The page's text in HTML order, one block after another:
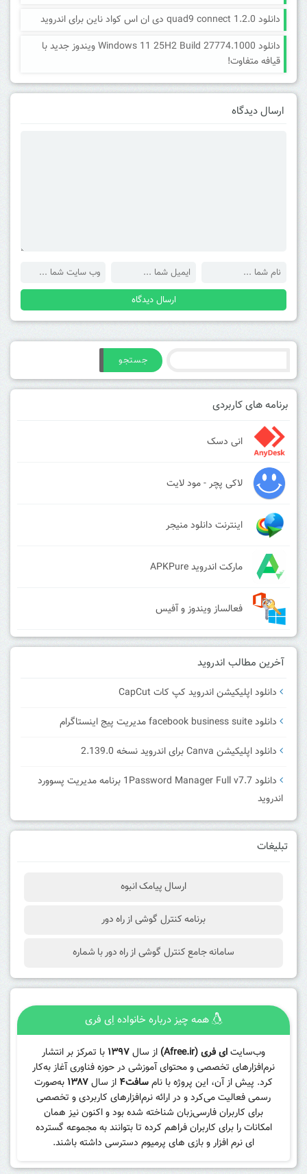
دانلود quad9 connect 1.2.0 دی ان اس کواد ناین برای اندروید
دانلود Windows 11 25H2 Build 27774.1000 ویندوز جدید با
قیافه متفاوت!
ارسال دیدگاه
جستجو
برنامه های کاربردی
انی دسک
لاکی پچر - مود لایت
اینترنت دانلود منیجر
مارکت اندروید APKPure
فعالساز ویندوز و آفیس
آخرین مطالب اندروید
دانلود اپلیکیشن اندروید کپ کات CapCut
دانلود facebook business suite مدیریت پیج اینستاگرام
دانلود اپلیکیشن Canva برای اندروید نسخه 2.139.0
دانلود 1Password Manager Full v7.7 برنامه مدیریت پسوورد
اندروید
تبلیغات
ارسال پیامک انبوه
برنامه کنترل گوشی از راه دور
سامانه جامع کنترل گوشی از راه دور با شماره
همه چیز درباره خانواده اِی فری
وب‌سایتای فری (Afree.ir) از سال۱۳۹۷ با تمرکز بر انتشار
نرم‌افزارهای تخصصی و محتوای آموزشی در حوزه فناوری آغاز به‌کار
کرد. پیش از آن، این پروژه با نامسافت۴ از سال۱۳۸۷ به‌صورت
رسمی فعالیت می‌کرد و در ارائه نرم‌افزارهای کاربردی و تخصصی
برای کاربران فارسی‌زبان شناخته شده بود و اکنون نیز همان
امکانات را برای کاربران فراهم کرده تا بتوانند به مجموعه گسترده
ای نرم افزار و بازی های پرمیوم دسترسی داشته باشند.